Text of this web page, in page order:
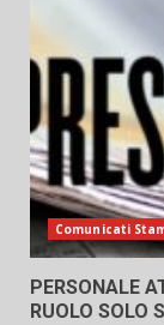
Comunicati
PERSONALE
RUOLO SOLO